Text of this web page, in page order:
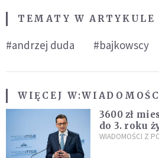
TEMATY W ARTYKULE
#andrzej duda #bajkowscy
WIĘCEJ W:
3600 zł
do 3. roku
propozycji
WIADOMOŚCI Z